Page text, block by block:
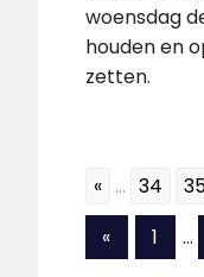
woensdag
houden en
zetten.
« ... 34
«Vorige
berichten
1 …